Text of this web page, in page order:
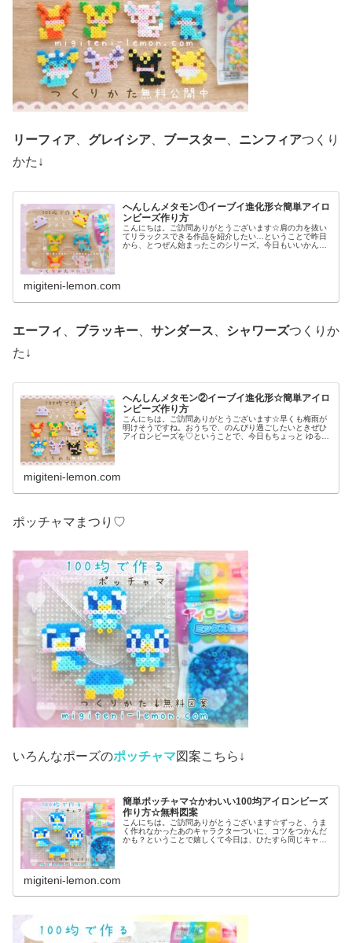
リーフィア グレイシア ブースター ニンフィアつくり
かた↓
へんしんメタモン①イーブイ進化形☆簡単アイロ
ンビーズ作り方
こんにちは。ご訪問ありがとうございます☆肩の力を抜い
てリラックスできる作品を紹介したい…ということで昨日
から、とつぜん始まったこのシリーズ。今日もいいかんじ
migiteni-lemon.com
エーフィ ブラッキー サンダース シャワーズつくりか
た↓
へんしんメタモン②イーブイ進化形☆簡単アイロ
ンビーズ作り方
こんにちは。ご訪問ありがとうございます☆早くも梅雨が
明けそうですね。おうちで、のんびり過ごしたいときぜひ
アイロンビーズを♡ということで、今日もちょっと ゆる〜
migiteni-lemon.com
ポッチャマまつり♡
いろんなポーズのポッチャマ図案こちら↓
簡単ポッチャマ☆かわいい100均アイロンビーズ
作り方☆無料図案
こんにちは。ご訪問ありがとうございます☆ずっと、うま
く作れなかったあのキャラクターついに、コツをつかんだ
かも？ということで嬉しくて今日は、ひたすら同じキャラ
migiteni-lemon.com